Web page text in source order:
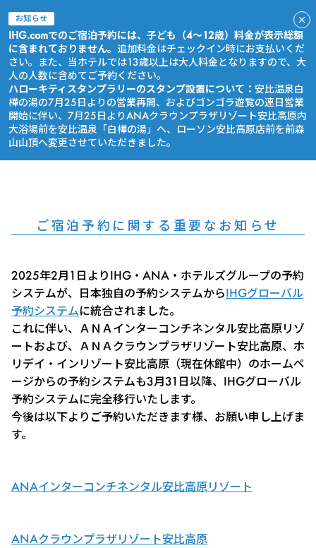
お知らせ
IHG.comでのご宿泊予約には、子ども（4～12歳）料金が表示総額
に含まれておりません。 追加料金はチェックイン時にお支払いくだ
さい。また、当ホテルでは13歳以上は大人料金となりますので、大
人の人数に含めてご予約ください。
ハローキティスタンプラリーのスタンプ設置について： 安比温泉白
樺の湯の7月25日よりの営業再開、およびゴンゴラ遊覧の連日営業
開始に伴い、7月25日よりANAクラウンプラザリゾート安比高原内
大浴場前を安比温泉「白樺の湯」へ、ローソン安比高原店前を前森
山山頂へ変更させていただきました。
ご宿泊予約に関する重要なお知らせ
2025年2月1日よりIHG・ANA・ホテルズグループの予約
システムが、日本独自の予約システムからIHGグローバル
予約システムに統合されました。
これに伴い、ＡＮＡインターコンチネンタル安比高原リゾ
ートおよび、ＡＮＡクラウンプラザリゾート安比高原、ホ
リデイ・インリゾート安比高原（現在休館中）のホームペ
ージからの予約システムも3月31日以降、IHGグローバル
予約システムに完全移行いたします。
今後は以下よりご予約いただきます様、お願い申し上げま
す。
ANAインターコンチネンタル安比高原リゾート
ANAクラウンプラザリゾート安比高原